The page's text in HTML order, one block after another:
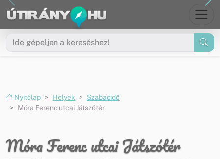
Ugrás a menüre
Ugrás a tartalomra
Nyitólap Helyek
Szabadidő
Móra Ferenc utcai Játszótér
Móra Ferenc utcai Játszótér